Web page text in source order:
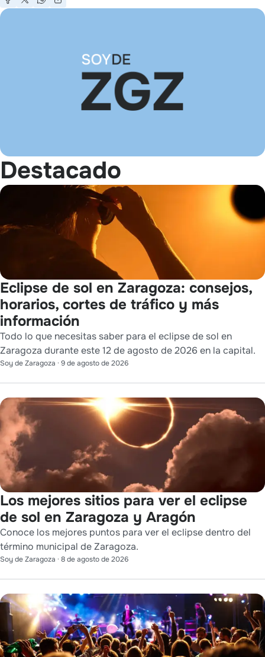
Destacado
Eclipse de sol en Zaragoza: consejos,
horarios, cortes de tráfico y más
información
Todo lo que necesitas saber para el eclipse de sol en
Zaragoza durante este 12 de agosto de 2026 en la capital.
Soy de Zaragoza · 9 de agosto de 2026
Los mejores sitios para ver el eclipse
de sol en Zaragoza y Aragón
Conoce los mejores puntos para ver el eclipse dentro del
término municipal de Zaragoza.
Soy de Zaragoza · 8 de agosto de 2026